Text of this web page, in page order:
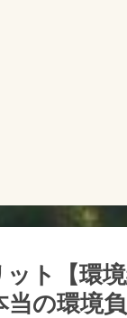
ト【環
の環境